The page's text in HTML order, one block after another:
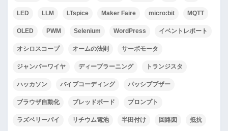
LED LLM LTspice Maker Faire micro:bit MQTT
OLED PWM Selenium WordPress イベントレポート
オシロスコープ オームの法則 サーボモータ
ジャンパーワイヤ ディープラーニング トランジスタ
ハッカソン バイブコーディング パッシブブザー
ブラウザ自動化 ブレッドボード プロンプト
ラズベリーパイ リチウム電池 半田付け 回路図 抵抗